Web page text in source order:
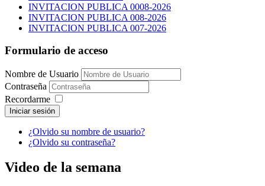
INVITACION PUBLICA 0008-2026
INVITACION PUBLICA 008-2026
INVITACION PUBLICA 007-2026
Formulario de acceso
Nombre de Usuario
Contraseña
Recordarme
Iniciar sesión
¿Olvido su nombre de usuario?
¿Olvido su contraseña?
Video de la semana